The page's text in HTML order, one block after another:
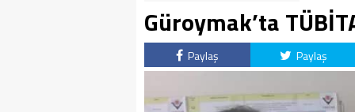
Güroymak’ta
Paylaş Paylaş